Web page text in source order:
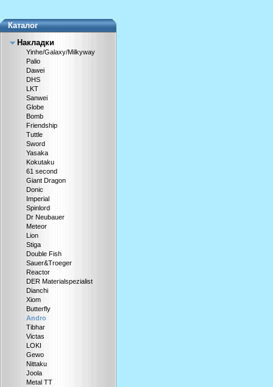
Каталог
Накладки
Yinhe/Galaxy/Milkyway
Palio
Dawei
DHS
LKT
Sanwei
Globe
Bomb
Friendship
Tuttle
Sword
Yasaka
Kokutaku
61 second
Giant Dragon
Donic
Imperial
Spinlord
Dr Neubauer
Meteor
Lion
Stiga
Double Fish
Sauer&Troeger
Reactor
DER Materialspezialist
Dianchi
Xiom
Butterfly
Andro
Tibhar
Victas
LOKI
Gewo
Nittaku
Joola
Metal TT